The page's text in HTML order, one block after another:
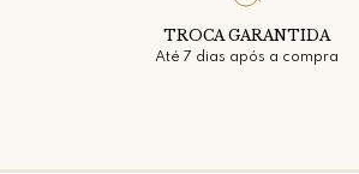
TROCA GARANTIDA
Até 7 dias após a compra